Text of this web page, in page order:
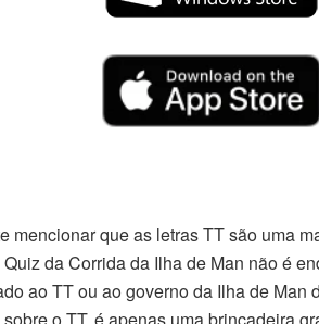
mencionar que as letras TT são uma
da Corrida da Ilha de Man não é
ao TT ou ao governo da Ilha de Man